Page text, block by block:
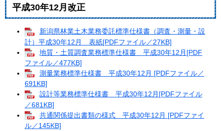
平成30年12月改正
新潟県林業土木業務委託標準仕様書（調査・測量・設
計）平成30年12月 表紙[PDFファイル／27KB]
地質・土質調査業務標準仕様書 平成30年12月[PDF
ファイル／477KB]
測量業務標準仕様書 平成30年12月 [PDFファイル／
691KB]
設計等業務標準仕様書 平成30年12月[PDFファイル
／681KB]
共通関係提出書類の様式 平成30年12月 [PDFファイ
ル／145KB]